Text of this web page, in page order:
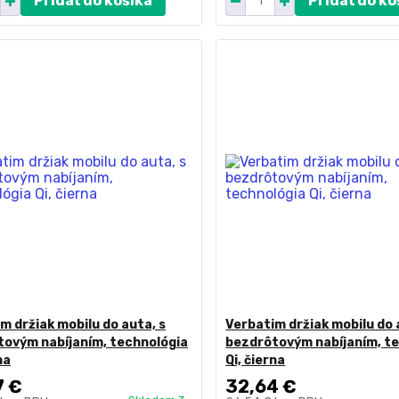
držiak mobilu do auta, s
nabíjaním, technológia
€
Verbatim držiak mobilu do
bezdrôtovým nabíjaním,
Qi, čierna
32,64 €